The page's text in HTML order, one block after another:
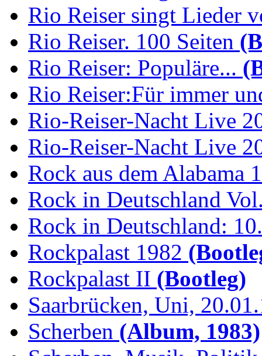
Rio Reiser singt Lieder
Rio Reiser. 100 Seiten
Rio Reiser: Populäre...
Rio Reiser:Für immer
Rio-Reiser-Nacht Live
Rio-Reiser-Nacht Live
Rock aus dem Alabama
Rock in Deutschland
Rock in Deutschland:
Rockpalast 1982
Rockpalast II (Bootleg)
Saarbrücken, Uni,
Scherben (Album, 1983)